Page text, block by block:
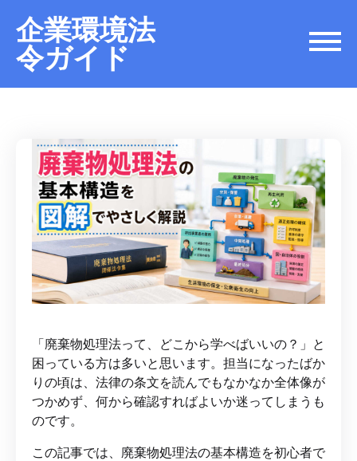
企業環境法
令ガイド
「廃棄物処理法って、どこから学べばいいの？」と
困っている方は多いと思います。担当になったばか
りの頃は、法律の条文を読んでもなかなか全体像が
つかめず、何から確認すればよいか迷ってしまうも
のです。
この記事では、廃棄物処理法の基本構造を初心者で